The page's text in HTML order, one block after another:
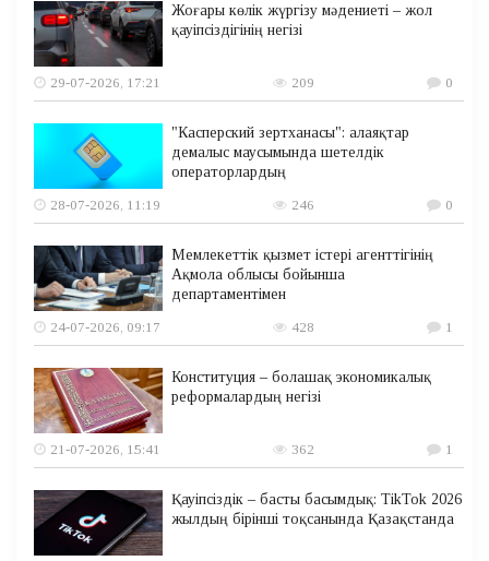
Жоғары көлік жүргізу мәдениеті – жол
қауіпсіздігінің негізі
29-07-2026, 17:21 209 0
"Касперский зертханасы": алаяқтар
демалыс маусымында шетелдік
операторлардың
28-07-2026, 11:19
246 0
Мемлекеттік қызмет істері агенттігінің
Ақмола облысы бойынша
департаментімен
24-07-2026, 09:17
428 1
Конституция – болашақ экономикалық
реформалардың негізі
21-07-2026, 15:41 362 1
Қауіпсіздік – басты басымдық: TikTok 2026
жылдың бірінші тоқсанында Қазақстанда